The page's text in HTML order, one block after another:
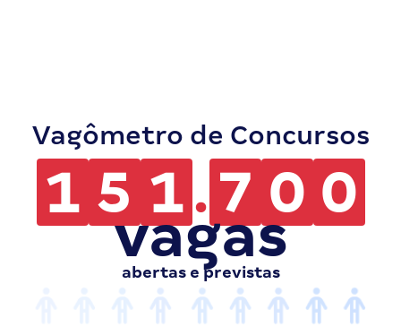
Vagômetro de Concursos
1 5 1. 7 0 0
vagas
abertas e previstas